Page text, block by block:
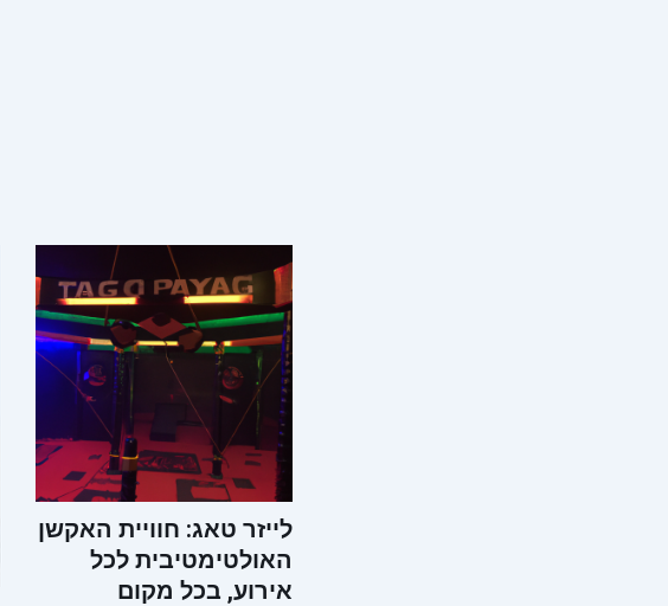
לייזר טאג: חוויית האקשן
האולטימטיבית לכל
אירוע, בכל מקום